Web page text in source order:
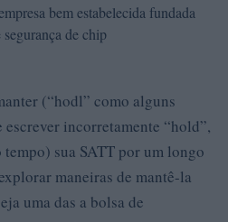
bem estabelecida fundada
de chip
(“hodl” como alguns
escrever incorretamente “hold”,
sua SATT por um longo
maneiras de mantê-la
uma das a bolsa de